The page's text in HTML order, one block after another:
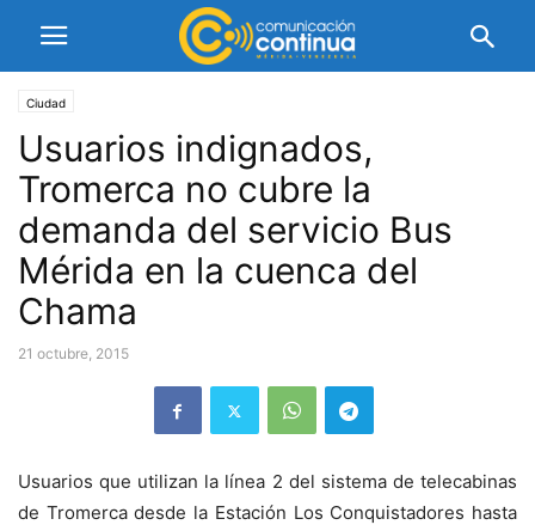
Ciudad
Usuarios indignados,
Tromerca no cubre la
demanda del servicio Bus
Mérida en la cuenca del
Chama
21 octubre, 2015
Usuarios que utilizan la línea 2 del sistema de telecabinas
de Tromerca desde la Estación Los Conquistadores hasta